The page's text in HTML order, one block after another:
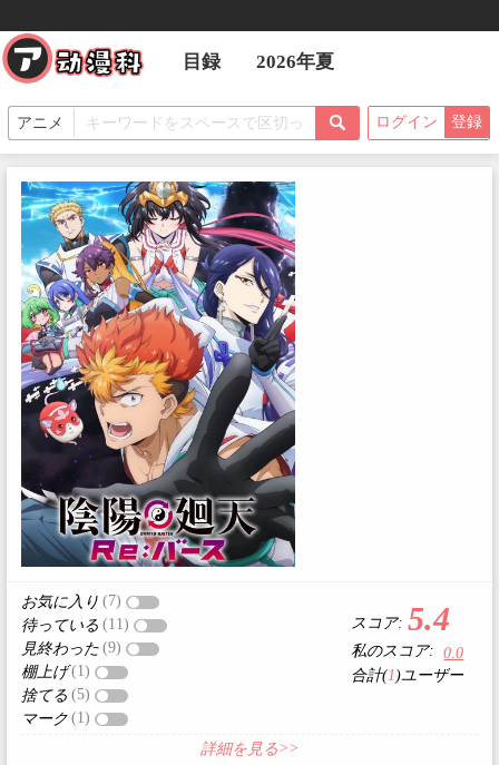
目録 2026年夏
ログイン 登録
お気に入り (7)
待っている (11)
見終わった (9)
棚上げ (1)
捨てる (5)
マーク (1)
スコア: 5.4
私のスコア:
0.0
合計(1 )ユーザー
詳細を見る>>